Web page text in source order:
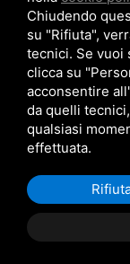
Contattaci
+39
Copyright © 2026
Chiudendo
su "Rifiuta",
tecnici. Se vuoi
clicca su
acconsentire
da quelli
qualsiasi
effettuata.